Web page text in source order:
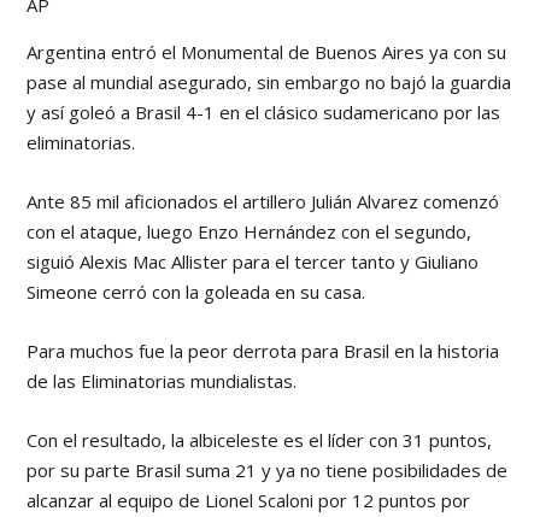
AP
Argentina entró el Monumental de Buenos Aires ya con su
pase al mundial asegurado, sin embargo no bajó la guardia
y así goleó a Brasil 4-1 en el clásico sudamericano por las
eliminatorias.
Ante 85 mil aficionados el artillero Julián Alvarez comenzó
con el ataque, luego Enzo Hernández con el segundo,
siguió Alexis Mac Allister para el tercer tanto y Giuliano
Simeone cerró con la goleada en su casa.
Para muchos fue la peor derrota para Brasil en la historia
de las Eliminatorias mundialistas.
Con el resultado, la albiceleste es el líder con 31 puntos,
por su parte Brasil suma 21 y ya no tiene posibilidades de
alcanzar al equipo de Lionel Scaloni por 12 puntos por